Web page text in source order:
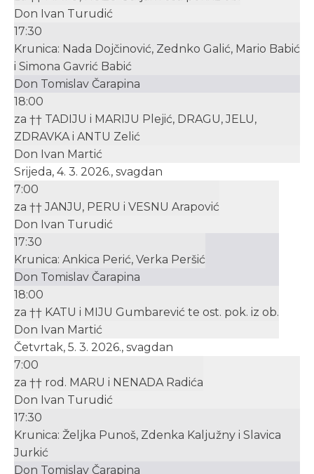
Don Ivan Turudić
17:30
Krunica: Nada Dojčinović, Zednko Galić, Mario Babić
i Simona Gavrić Babić
Don Tomislav Čarapina
18:00
za †† TADIJU i MARIJU Plejić, DRAGU, JELU,
ZDRAVKA i ANTU Zelić
Don Ivan Martić
Srijeda, 4. 3. 2026., svagdan
7:00
za †† JANJU, PERU i VESNU Arapović
Don Ivan Turudić
17:30
Krunica: Ankica Perić, Verka Peršić
Don Tomislav Čarapina
18:00
za †† KATU i MIJU Gumbarević te ost. pok. iz ob.
Don Ivan Martić
Četvrtak, 5. 3. 2026., svagdan
7:00
za †† rod. MARU i NENADA Radića
Don Ivan Turudić
17:30
Krunica: Željka Punoš, Zdenka Kaljužny i Slavica
Jurkić
Don Tomislav Čarapina